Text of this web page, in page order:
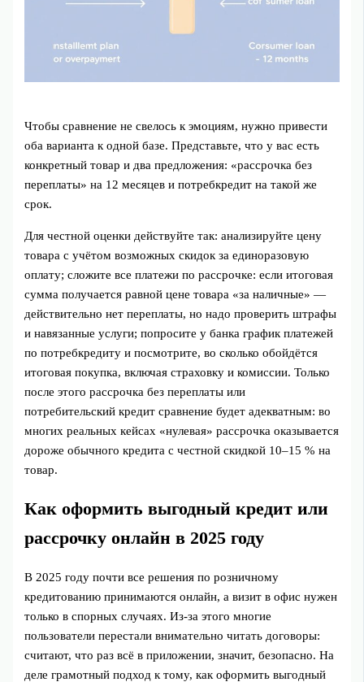
Чтобы сравнение не свелось к эмоциям, нужно привести
оба варианта к одной базе. Представьте, что у вас есть
конкретный товар и два предложения: «рассрочка без
переплаты» на 12 месяцев и потребкредит на такой же
срок.
Для честной оценки действуйте так: анализируйте цену
товара с учётом возможных скидок за единоразовую
оплату; сложите все платежи по рассрочке: если итоговая
сумма получается равной цене товара «за наличные» —
действительно нет переплаты, но надо проверить штрафы
и навязанные услуги; попросите у банка график платежей
по потребкредиту и посмотрите, во сколько обойдётся
итоговая покупка, включая страховку и комиссии. Только
после этого рассрочка без переплаты или
потребительский кредит сравнение будет адекватным: во
многих реальных кейсах «нулевая» рассрочка оказывается
дороже обычного кредита с честной скидкой 10–15 % на
товар.
Как оформить выгодный кредит или
рассрочку онлайн в 2025 году
В 2025 году почти все решения по розничному
кредитованию принимаются онлайн, а визит в офис нужен
только в спорных случаях. Из‑за этого многие
пользователи перестали внимательно читать договоры:
считают, что раз всё в приложении, значит, безопасно. На
деле грамотный подход к тому, как оформить выгодный